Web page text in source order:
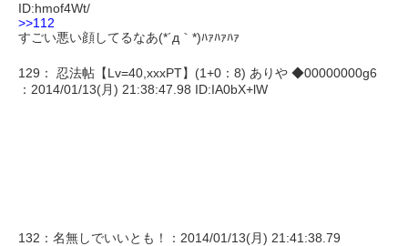
ID:hmof4Wt/
>>112
すごい悪い顔してるなあ(*´д｀*)ﾊｧﾊｧﾊｧ
129： 忍法帖【Lv=40,xxxPT】(1+0：8) ありや ◆00000000g6
：2014/01/13(月) 21:38:47.98 ID:IA0bX+lW
132：名無しでいいとも！：2014/01/13(月) 21:41:38.79